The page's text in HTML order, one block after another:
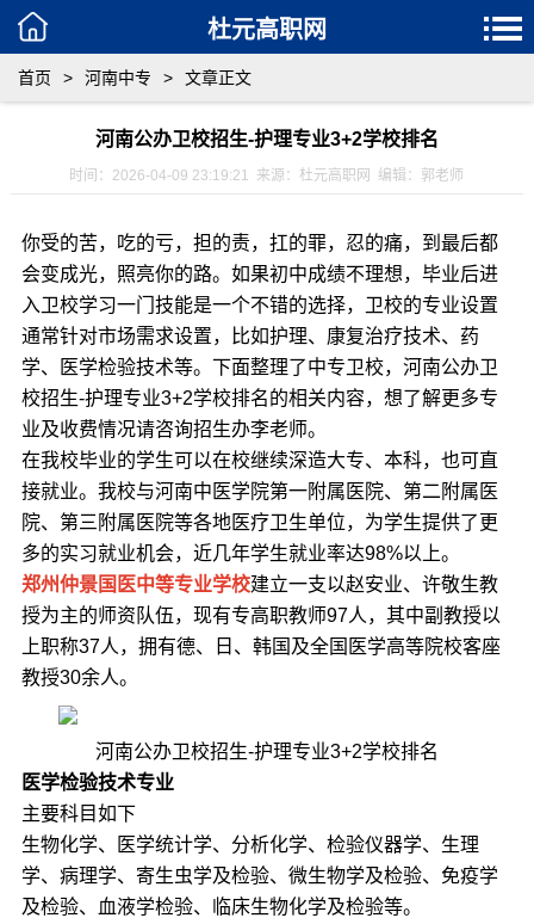
杜元高职网
首页 > 河南中专 > 文章正文
河南公办卫校招生-护理专业3+2学校排名
时间：2026-04-09 23:19:21 来源：杜元高职网 编辑：郭老师
你受的苦，吃的亏，担的责，扛的罪，忍的痛，到最后都
会变成光，照亮你的路。如果初中成绩不理想，毕业后进
入卫校学习一门技能是一个不错的选择，卫校的专业设置
通常针对市场需求设置，比如护理、康复治疗技术、药
学、医学检验技术等。下面整理了中专卫校，河南公办卫
校招生-护理专业3+2学校排名的相关内容，想了解更多专
业及收费情况请咨询招生办李老师。
在我校毕业的学生可以在校继续深造大专、本科，也可直
接就业。我校与河南中医学院第一附属医院、第二附属医
院、第三附属医院等各地医疗卫生单位，为学生提供了更
多的实习就业机会，近几年学生就业率达98%以上。
郑州仲景国医中等专业学校建立一支以赵安业、许敬生教
授为主的师资队伍，现有专高职教师97人，其中副教授以
上职称37人，拥有德、日、韩国及全国医学高等院校客座
教授30余人。
河南公办卫校招生-护理专业3+2学校排名
医学检验技术专业
主要科目如下
生物化学、医学统计学、分析化学、检验仪器学、生理
学、病理学、寄生虫学及检验、微生物学及检验、免疫学
及检验、血液学检验、临床生物化学及检验等。